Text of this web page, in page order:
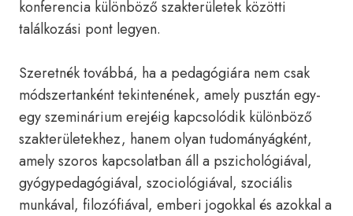
konferencia különböző szakterületek közötti
találkozási pont legyen.
Szeretnék továbbá, ha a pedagógiára nem csak
módszertanként tekintenének, amely pusztán egy-
egy szeminárium erejéig kapcsolódik különböző
szakterületekhez, hanem olyan tudományágként,
amely szoros kapcsolatban áll a pszichológiával,
gyógypedagógiával, szociológiával, szociális
munkával, filozófiával, emberi jogokkal és azokkal a